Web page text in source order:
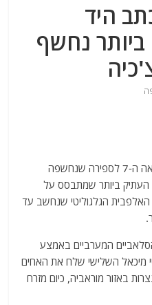
היד
נחשף
אותיות שהתגלו על עצם בקר מהמאה ה-7 לספירה שנחשפה
העתיק ביותר שמתבסס על
כ-200 שנה לפני האלפבית הגלגוליטי שנחשב עד
המערביים באמצע
מיכאל השלישי שלח את האחים
באזור מוראביה, כיום מזרח